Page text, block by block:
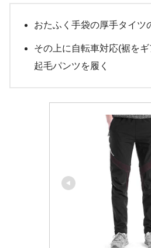
おたふく手袋の厚手タイツ
その上に自転車対応(裾を
起毛パンツを履く